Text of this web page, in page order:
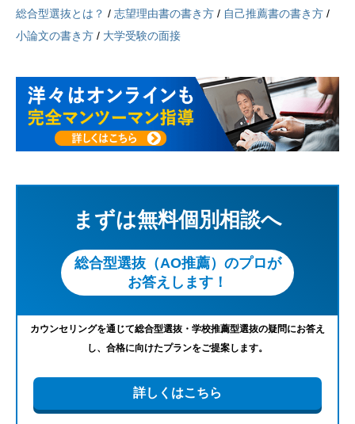
総合型選抜とは？ / 志望理由書の書き方 / 自己推薦書の書き方 /
小論文の書き方 / 大学受験の面接
まずは無料個別相談へ
総合型選抜（AO推薦）のプロが
お答えします！
カウンセリングを通じて総合型選抜・学校推薦型選抜の疑問にお答え
し、合格に向けたプランをご提案します。
詳しくはこちら